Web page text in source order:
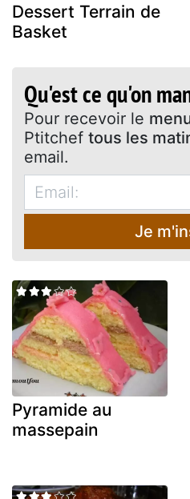
Dessert Terrain de
Basket
Qu'est ce qu'on
Pour recevoir le
Ptitchef tous les
email.
Je
Pyramide au
massepain